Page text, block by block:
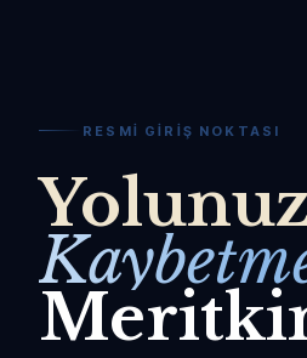
RESMI GIRIŞ NOKTASI